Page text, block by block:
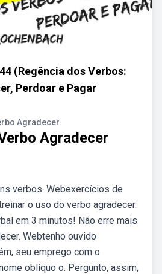
(Regência dos Verbos:
Perdoar e Pagar
Agradecer
Agradecer
verbos. Webexercícios de
o uso do verbo agradecer.
em 3 minutos! Não erre mais
Webtenho ouvido
seu emprego com o
oblíquo o. Pergunto, assim,